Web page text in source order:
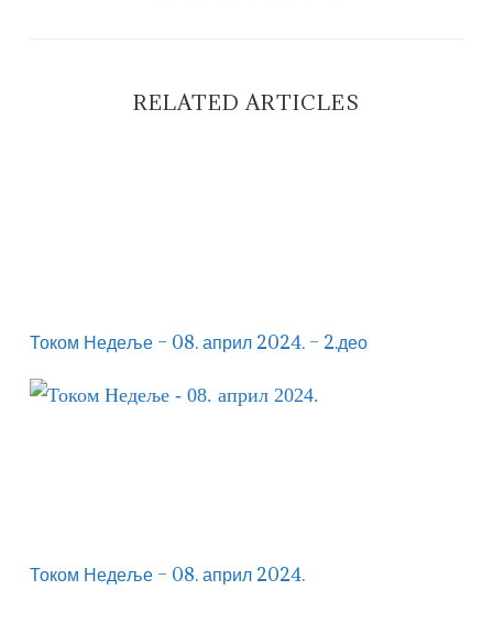
RELATED ARTICLES
Током Недеље – 08. април 2024. – 2.део
Током Недеље – 08. април 2024.
Током Недеље – 08. април 2024.